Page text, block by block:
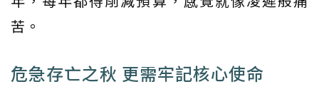
苦。
危急存亡之秋 更需牢記核心使命